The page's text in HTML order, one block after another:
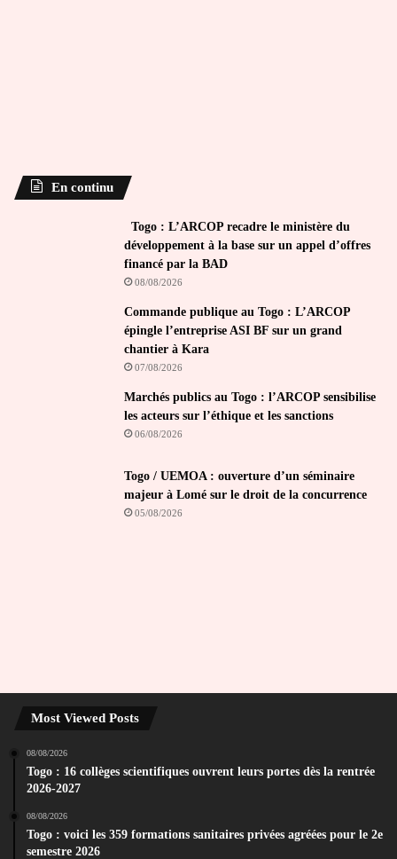
En continu
Togo : L’ARCOP recadre le ministère du
développement à la base sur un appel d’offres
financé par la BAD
08/08/2026
Commande publique au Togo : L’ARCOP
épingle l’entreprise ASI BF sur un grand
chantier à Kara
07/08/2026
Marchés publics au Togo : l’ARCOP sensibilise
les acteurs sur l’éthique et les sanctions
06/08/2026
Togo / UEMOA : ouverture d’un séminaire
majeur à Lomé sur le droit de la concurrence
05/08/2026
Most Viewed Posts
08/08/2026
Togo : 16 collèges scientifiques ouvrent leurs portes dès la rentrée
2026-2027
08/08/2026
Togo : voici les 359 formations sanitaires privées agréées pour le 2e
semestre 2026